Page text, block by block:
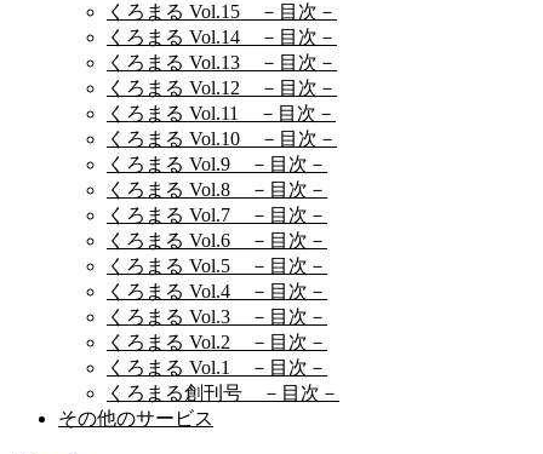
くろまる Vol.15 －目次－
くろまる Vol.14 －目次－
くろまる Vol.13 －目次－
くろまる Vol.12 －目次－
くろまる Vol.11 －目次－
くろまる Vol.10 －目次－
くろまる Vol.9 －目次－
くろまる Vol.8 －目次－
くろまる Vol.7 －目次－
くろまる Vol.6 －目次－
くろまる Vol.5 －目次－
くろまる Vol.4 －目次－
くろまる Vol.3 －目次－
くろまる Vol.2 －目次－
くろまる Vol.1 －目次－
くろまる創刊号 －目次－
その他のサービス